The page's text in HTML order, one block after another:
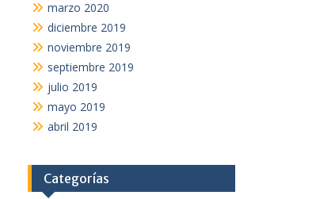
marzo 2020
diciembre 2019
noviembre 2019
septiembre 2019
julio 2019
mayo 2019
abril 2019
Categorías